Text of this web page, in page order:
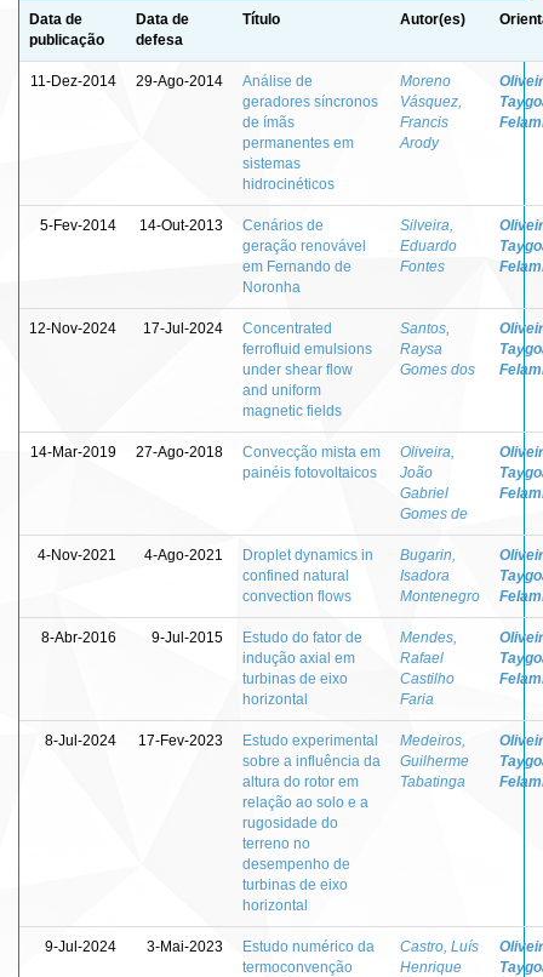
Data de
publicação
Data de
defesa
Título Autor(es)
11-Dez-2014 29-Ago-2014
Análise de
geradores síncronos
de ímãs
permanentes em
sistemas
hidrocinéticos
Moreno
Vásquez,
Francis
Arody
5-Fev-2014 14-Out-2013
Cenários de
geração renovável
em Fernando de
Noronha
Silveira,
Eduardo
Fontes
12-Nov-2024 17-Jul-2024
Concentrated
ferrofluid emulsions
under shear flow
and uniform
magnetic fields
Santos,
Raysa
Gomes dos
14-Mar-2019 27-Ago-2018
Convecção mista em
painéis fotovoltaicos
Oliveira,
João
Gabriel
Gomes de
4-Nov-2021 4-Ago-2021
Droplet dynamics in
confined natural
convection flows
Bugarin,
Isadora
Montenegro
8-Abr-2016 9-Jul-2015
Estudo do fator de
indução axial em
turbinas de eixo
horizontal
Mendes,
Rafael
Castilho
Faria
8-Jul-2024 17-Fev-2023
Estudo experimental
sobre a influência da
altura do rotor em
relação ao solo e a
rugosidade do
terreno no
desempenho de
turbinas de eixo
horizontal
Medeiros,
Guilherme
Tabatinga
9-Jul-2024 3-Mai-2023
Estudo numérico da
termoconvenção
Castro, Luís
Henrique